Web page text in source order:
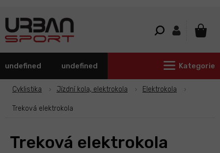
undefined undefined Kategorie
Cyklistika Jízdní kola, elektrokola Elektrokola
Treková elektrokola
Treková elektrokola